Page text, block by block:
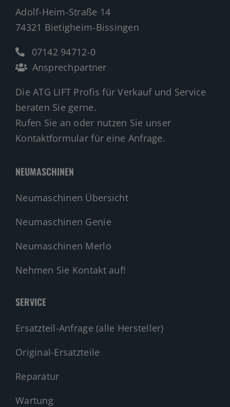
Adolf-Heim-Straße 14
74321 Bietigheim-Bissingen
07142 94712-0
Ansprechpartner
Die ATG LIFT Profis für Verkauf und Service
beraten Sie gerne.
Rufen Sie an oder nutzen Sie unser
Kontaktformular für eine Anfrage.
NEUMASCHINEN
Neumaschinen Übersicht
Neumaschinen Genie
Neumaschinen Merlo
Nehmen Sie Kontakt auf!
SERVICE
Ersatzteil-Anfrage (alle Hersteller)
Original-Ersatzteile
Reparatur
Wartung